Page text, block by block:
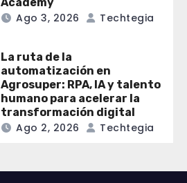
Ago 3, 2026 Techtegia
La ruta de la
automatización en
Agrosuper: RPA, IA y talento
humano para acelerar la
transformación digital
Ago 2, 2026 Techtegia